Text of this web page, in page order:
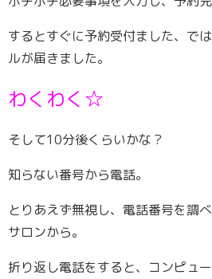
するとすぐに予約受付ました、で
ルが届きました。
わくわく☆
そして10分後くらいかな？
知らない番号から電話。
とりあえず無視し、電話番号を調
サロンから。
折り返し電話をすると、コンピュ